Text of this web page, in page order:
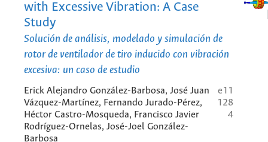
with Excessive Vibration: A Case
Study
Solución de análisis, modelado y simulación de
rotor de ventilador de tiro inducido con vibración
excesiva: un caso de estudio
Erick Alejandro González-Barbosa, José Juan
Vázquez-Martínez, Fernando Jurado-Pérez,
Héctor Castro-Mosqueda, Francisco Javier
Rodríguez-Ornelas, José-Joel González-
Barbosa
e11
128
4